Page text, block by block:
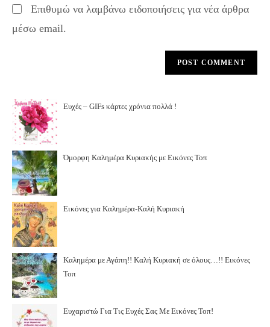
Επιθυμώ να λαμβάνω ειδοποιήσεις για νέα άρθρα
μέσω email.
Ευχές – GIFs κάρτες χρόνια πολλά !
Όμορφη Καλημέρα Κυριακής με Εικόνες Τοπ
Εικόνες για Καλημέρα-Καλή Κυριακή
Καλημέρα με Αγάπη!! Καλή Κυριακή σε όλους…!! Εικόνες
Τοπ
Ευχαριστώ Για Τις Ευχές Σας Με Εικόνες Τοπ!